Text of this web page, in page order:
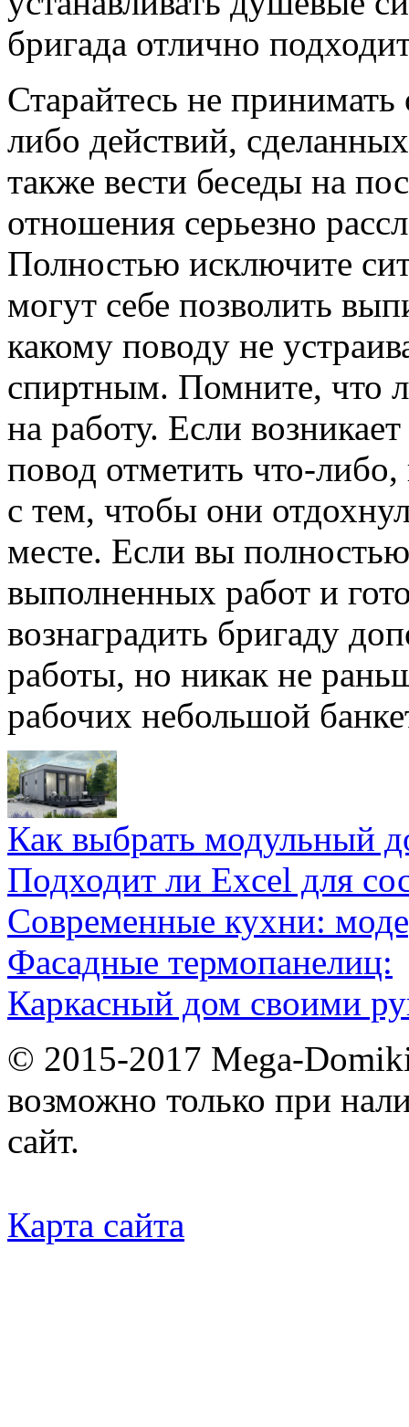
бригада отлично
Старайтесь не
либо действий,
также вести беседы на
отношения серьезно
Полностью исключите
могут себе позволить
какому поводу не
спиртным. Помните, что
на работу. Если
повод отметить что-
с тем, чтобы они
месте. Если вы
выполненных работ и
вознаградить бригаду
работы, но никак не
рабочих небольшой
Как выбрать модульный
Подходит ли Excel для
Современные кухни:
Фасадные термопанелиц:
Каркасный дом своими
© 2015-2017 Mega-
возможно только при
сайт.
Карта сайта